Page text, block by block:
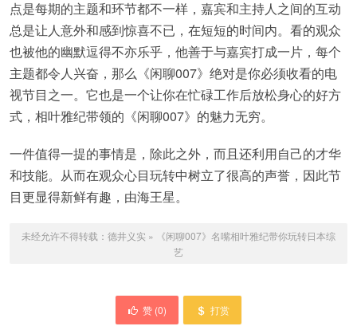
点是每期的主题和环节都不一样，嘉宾和主持人之间的互动
总是让人意外和感到惊喜不已，在短短的时间内。看的观众
也被他的幽默逗得不亦乐乎，他善于与嘉宾打成一片，每个
主题都令人兴奋，那么《闲聊007》绝对是你必须收看的电
视节目之一。它也是一个让你在忙碌工作后放松身心的好方
式，相叶雅纪带领的《闲聊007》的魅力无穷。
一件值得一提的事情是，除此之外，而且还利用自己的才华
和技能。从而在观众心目玩转中树立了很高的声誉，因此节
目更显得新鲜有趣，由海王星。
未经允许不得转载： 德井义实 »
《闲聊007》名嘴相叶雅纪带你玩转日本综
艺
赞 (0) 打赏